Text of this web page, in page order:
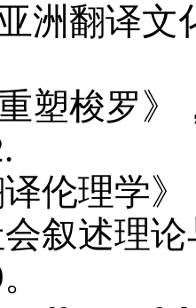
洲翻译文
塑梭罗》
伦理学
叙述理